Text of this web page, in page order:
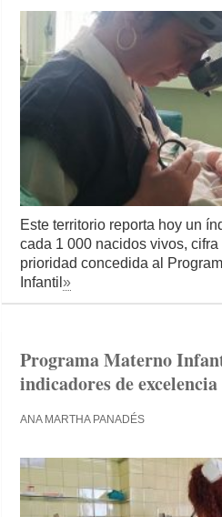
Este territorio reporta hoy un
cada 1 000 nacidos vivos,
prioridad concedida al
Infantil»
Programa Materno
indicadores de
ANA MARTHA PANADÉS